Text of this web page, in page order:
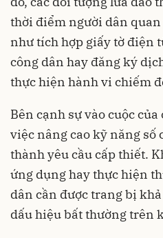
thời điểm người dân
như tích hợp giấy tờ điện
công dân hay đăng ký
thực hiện hành vi chiếm
Bên cạnh sự vào cuộc
việc nâng cao kỹ năng số
thành yêu cầu cấp thiết.
ứng dụng hay thực hiện
dân cần được trang bị
dấu hiệu bất thường trên